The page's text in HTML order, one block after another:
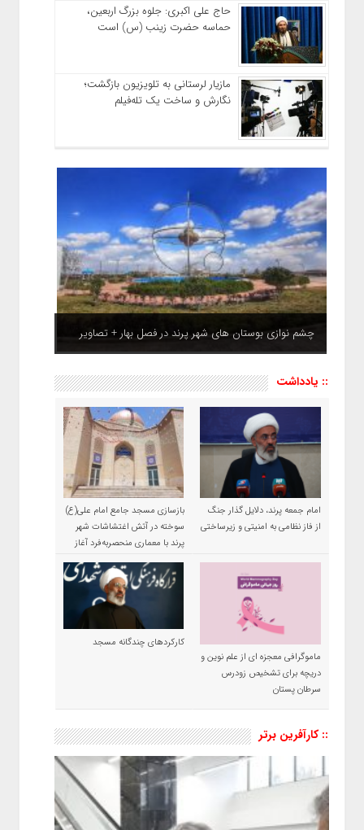
حاج‌ علی‌ اکبری: جلوه بزرگ اربعین،
حماسه حضرت زینب (س) است
مازیار لرستانی به تلویزیون بازگشت؛
نگارش و ساخت یک تله‌فیلم
چشم نوازی بوستان های شهر پرند در فصل بهار + تصاویر
:: یادداشت
امام جمعه پرند، دلایل گذار جنگ
از فاز نظامی به امنیتی و زیرساختی
بازسازی مسجد جامع امام علی(ع)
سوخته در آتش اغتشاشات شهر
پرند با معماری منحصربه‌فرد آغاز
شد
ماموگرافی معجزه ای از علم نوین و
دریچه برای تشخیص زودرس
سرطان پستان
کارکردهای چندگانه مسجد
:: کارآفرین برتر